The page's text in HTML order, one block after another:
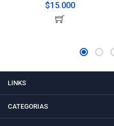
$15.000
LINKS
CATEGORIAS